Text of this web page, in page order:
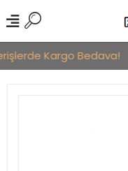
Kargo Bedava!